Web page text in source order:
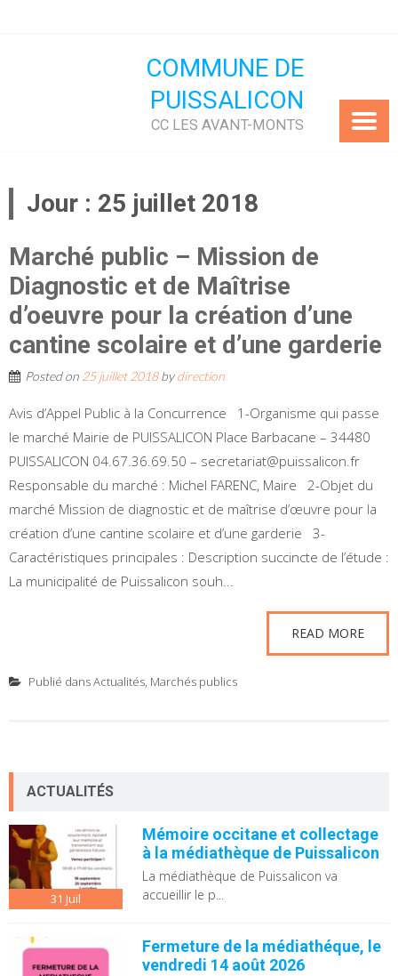
COMMUNE DE
PUISSALICON
CC LES AVANT-MONTS
Jour : 25 juillet 2018
Marché public – Mission de
Diagnostic et de Maîtrise
d’oeuvre pour la création d’une
cantine scolaire et d’une garderie
Posted on 25 juillet 2018bydirection
Avis d’Appel Public à la Concurrence 1-Organisme qui passe
le marché Mairie de PUISSALICON Place Barbacane – 34480
PUISSALICON 04.67.36.69.50 – secretariat@puissalicon.fr
Responsable du marché : Michel FARENC, Maire 2-Objet du
marché Mission de diagnostic et de maîtrise d’œuvre pour la
création d’une cantine scolaire et d’une garderie 3-
Caractéristiques principales : Description succincte de l’étude :
La municipalité de Puissalicon souh...
READ MORE
Publié dansActualités, Marchés publics
ACTUALITÉS
31 Juil
Mémoire occitane et collectage
à la médiathèque de Puissalicon
La médiathèque de Puissalicon va
accueillir le p...
Fermeture de la médiathéque, le
vendredi 14 août 2026